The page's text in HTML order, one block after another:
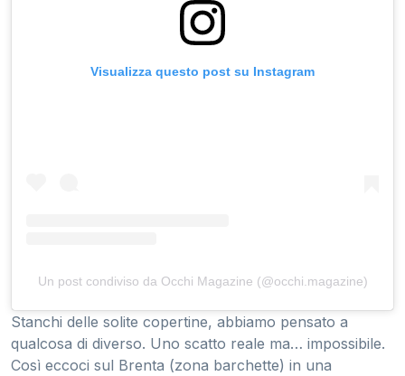
Visualizza questo post su Instagram
Un post condiviso da Occhi Magazine (@occhi.magazine)
Stanchi delle solite copertine, abbiamo pensato a
qualcosa di diverso. Uno scatto reale ma… impossibile.
Così eccoci sul Brenta (zona barchette) in una